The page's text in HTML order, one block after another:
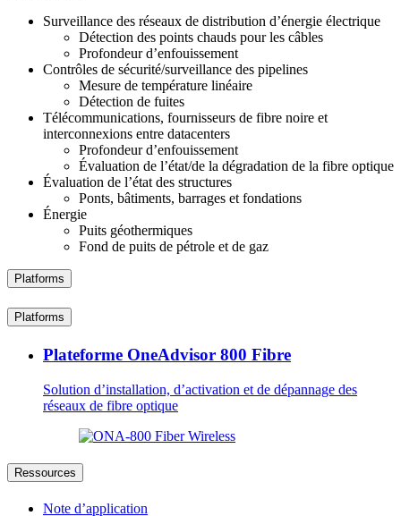
Surveillance des réseaux de distribution d’énergie électrique
Détection des points chauds pour les câbles
Profondeur d’enfouissement
Contrôles de sécurité/surveillance des pipelines
Mesure de température linéaire
Détection de fuites
Télécommunications, fournisseurs de fibre noire et
interconnexions entre datacenters
Profondeur d’enfouissement
Évaluation de l’état/de la dégradation de la fibre optique
Évaluation de l’état des structures
Ponts, bâtiments, barrages et fondations
Énergie
Puits géothermiques
Fond de puits de pétrole et de gaz
Platforms
Platforms
Plateforme OneAdvisor 800 Fibre
Solution d’installation, d’activation et de dépannage des
réseaux de fibre optique
Ressources
Note d’application